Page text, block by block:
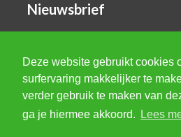
Deze website gebruikt cookies
surfervaring makkelijker te
verder gebruik te maken van
ga je hiermee akkoord.
Lees
Nieuwsbrief